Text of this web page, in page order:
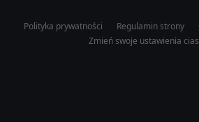
Polityka prywatności Regulamin strony
Zmień swoje ustawienia